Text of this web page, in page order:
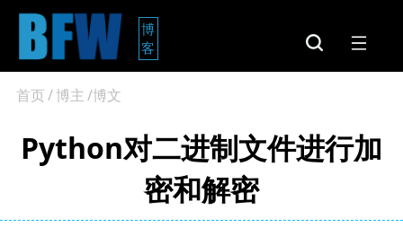
博
客
首页/博主/博文
Python对二进制文件进行加
密和解密